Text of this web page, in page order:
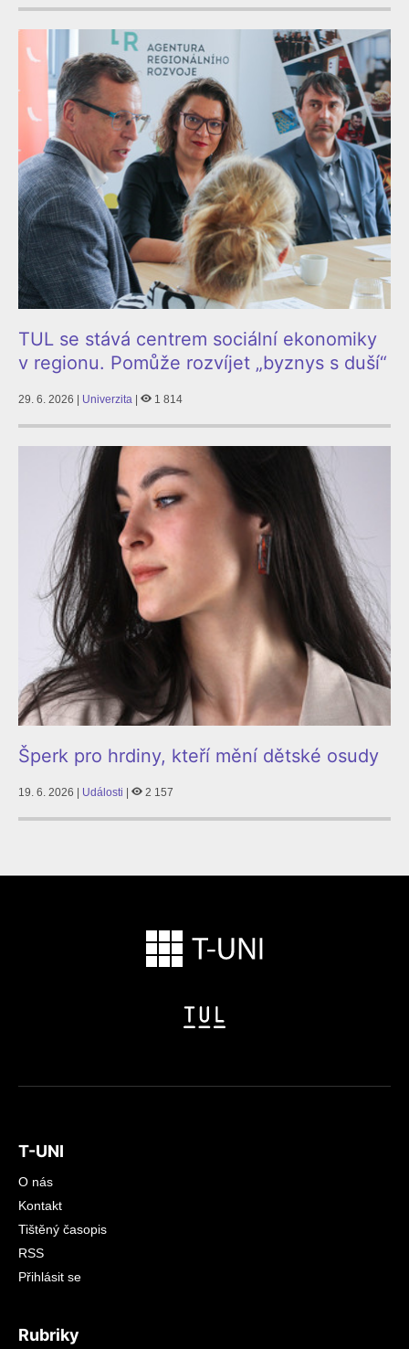
TUL se stává centrem sociální ekonomiky
v regionu. Pomůže rozvíjet „byznys s duší“
29. 6. 2026 | Univerzita 1 814
Šperk pro hrdiny, kteří mění dětské osudy
19. 6. 2026 | Události 2 157
T-UNI
O nás
Kontakt
Tištěný časopis
RSS
Přihlásit se
Rubriky